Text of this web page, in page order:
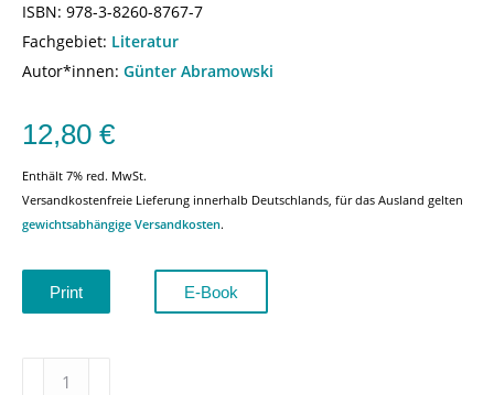
ISBN: 978-3-8260-8767-7
Fachgebiet: Literatur
Autor*innen: Günter Abramowski
12,80 €
Enthält 7% red. MwSt.
Versandkostenfreie Lieferung innerhalb Deutschlands, für das Ausland gelten
gewichtsabhängige Versandkosten.
Print E-Book